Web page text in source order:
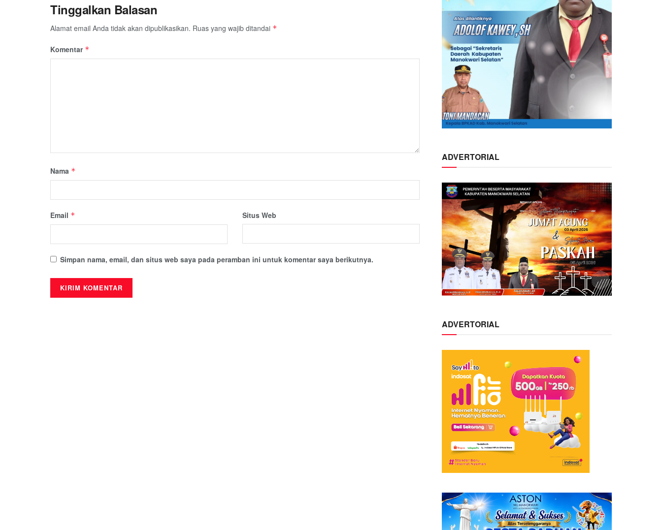
Tinggalkan Balasan
Alamat email Anda tidak akan dipublikasikan. Ruas yang wajib ditandai *
Komentar *
Nama *
Email * Situs Web
Simpan nama, email, dan situs web saya pada peramban ini untuk komentar saya berikutnya.
ADVERTORIAL
ADVERTORIAL